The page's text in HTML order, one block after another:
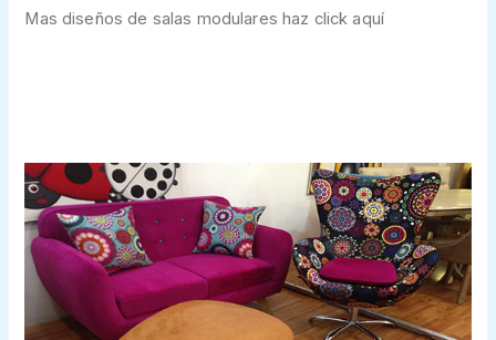
Mas diseños de salas modulares haz click aquí